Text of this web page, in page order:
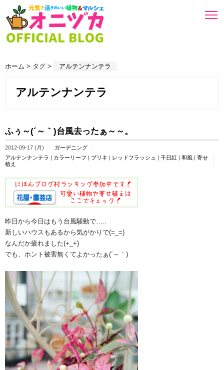
ホーム > タグ > アルテンナンテラ
アルテンナンテラ
ふぅ～(´～｀)台風去ったぁ～～。
2012-09-17 (月)
ガーデニング
アルテンナンテラ | カラーリーフ | ブリキ | レッドフラッシュ | 千日紅 | 和風 | 寄せ
植え
昨日から今日はもう台風騒動で…..
新しいハウスもあるから気がかりで(=_=)
なんだか疲れました(+_+)
でも、ホント被害無くてよかったぁ(´～｀)